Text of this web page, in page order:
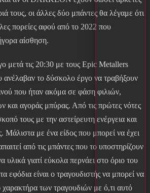
τους, οι άλλες δύο μπάντες θα λέγαμε ότι
πορείες αφού από το 2022 που
αίσθηση.
μετά τις 20:30 με τους Epic Metallers
το δύσκολο έργο να τραβήξουν
που ήταν ακόμα σε φάση φιλιών,
και αγοράς μπύρας. Από τις πρώτες νότες
τους με την αστείρευτη ενέργεια και
Μάλιστα με ένα είδος που μπορεί να έχει
από τις μπάντες που το υποστηρίζουν
υλικά γιατί εύκολα περνάει στο όριο του
εφόδια είναι ο τραγουδιστής να μπορεί να
χαρακτήρα των τραγουδιών με ό,τι αυτό